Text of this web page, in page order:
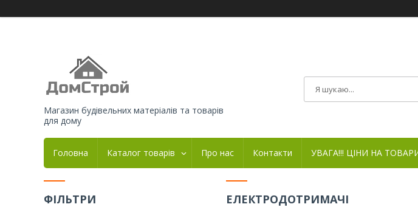
Магазин будівельних матеріалів та товарів
для дому
Головна Каталог товарів Про нас Контакти УВАГА!!! ЦІНИ НА
ЕЛЕКТРОДОТРИМАЧІ
ФІЛЬТРИ